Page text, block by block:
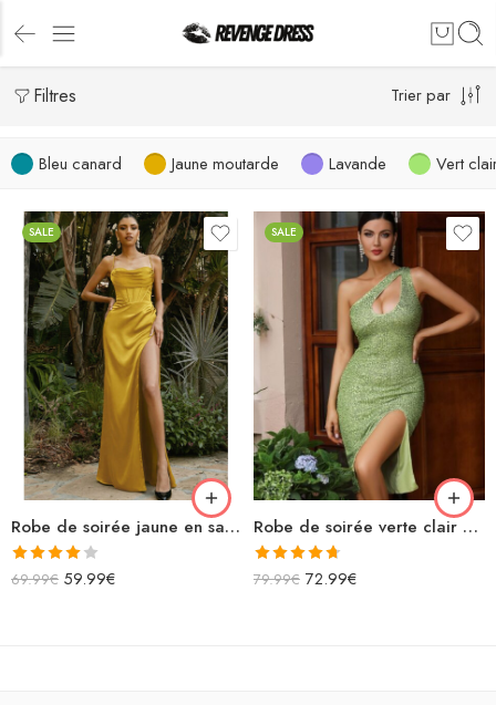
Filtres Trier par
Bleu canard Jaune moutarde Lavande Vert
SALE
Robe de soirée jaune en satin longue fendue bretelles spaghettis col bénitier lacets dans le dos
Note
69.99€ 59.99€
SALE
Robe de soirée verte clair asymétrique courte à paillettes fendue avec découpe sans manches
Note4.67
79.99€ 72.99€